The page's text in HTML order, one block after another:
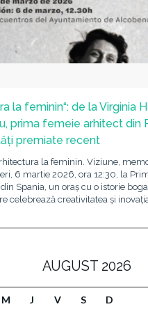
la feminin“: de la Virginia
prima femeie arhitect din
premiate recent
la feminin. Viziune,
6 martie 2026, ora 12:30, la
Spania, un oraș cu o istorie
celebrează creativitatea și
AUGUST 2026
M J V S D